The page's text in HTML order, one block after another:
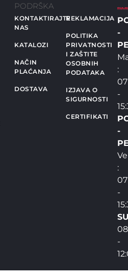
PODRŠKA
KONTAKTIRAJTE
NAS
KATALOZI
NAČIN
PLAĆANJA
DOSTAVA
REKLAMACIJA
POLITIKA
PRIVATNOSTI
I ZAŠTITE
OSOBNIH
PODATAKA
IZJAVA O
SIGURNOSTI
CERTIFIKATI
-
:
-
-
:
-
-